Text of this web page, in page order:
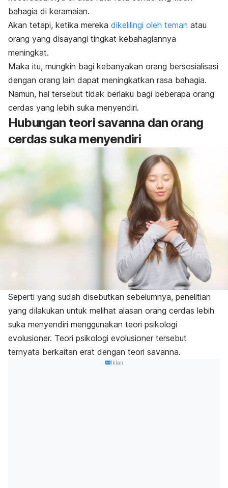
bahagia di keramaian.
Akan tetapi, ketika mereka dikelilingi oleh teman atau
orang yang disayangi tingkat kebahagiannya
meningkat.
Maka itu, mungkin bagi kebanyakan orang bersosialisasi
dengan orang lain dapat meningkatkan rasa bahagia.
Namun, hal tersebut tidak berlaku bagi beberapa orang
cerdas yang lebih suka menyendiri.
Hubungan teori savanna dan orang
cerdas suka menyendiri
Seperti yang sudah disebutkan sebelumnya, penelitian
yang dilakukan untuk melihat alasan orang cerdas lebih
suka menyendiri menggunakan teori psikologi
evolusioner. Teori psikologi evolusioner tersebut
ternyata berkaitan erat dengan teori savanna.
Iklan